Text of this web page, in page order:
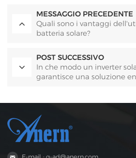
MESSAGGIO PRECEDENTE
Quali sono i vantaggi
batteria solare?
POST SUCCESSIVO
In che modo un inverter
garantisce una soluzione